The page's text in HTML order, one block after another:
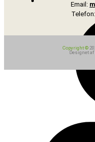
Email:
Copyright ©
Designet af